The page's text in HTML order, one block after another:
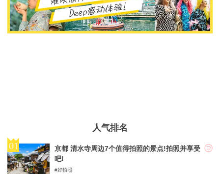
人气排名
京都 清水寺周边7个值得拍照的景点!拍照并享受
吧!
好拍照